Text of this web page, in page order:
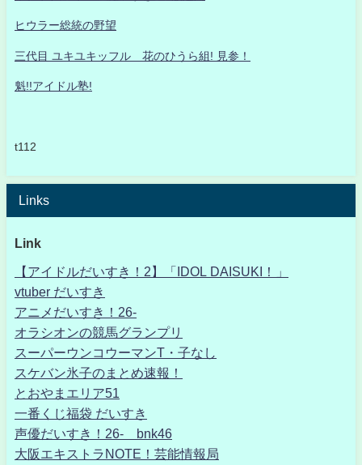
ヒウラー総統の野望
三代目 ユキユキッフル 花のひうら組! 見参！
魁!!アイドル塾!
t112
Links
Link
【アイドルだいすき！2】「IDOL DAISUKI！」
vtuber だいすき
アニメだいすき！26-
オラシオンの競馬グランプリ
スーパーウンコウーマンT・子なし
スケバン氷子のまとめ速報！
とおやまエリア51
一番くじ福袋 だいすき
声優だいすき！26- bnk46
大阪エキストラNOTE！芸能情報局